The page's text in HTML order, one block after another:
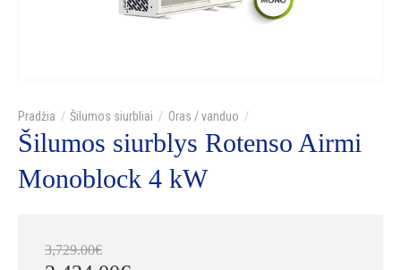
Šilumos siurbliai Oras / vanduo
Šilumos siurblys Rotenso Airmi
Monoblock 4 kW
3,729.00€